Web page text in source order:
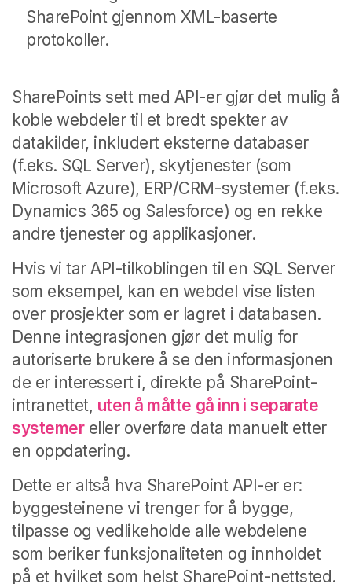
SharePoint gjennom XML-baserte
protokoller.
SharePoints sett med API-er gjør det mulig å
koble webdeler til et bredt spekter av
datakilder, inkludert eksterne databaser
(f.eks. SQL Server), skytjenester (som
Microsoft Azure), ERP/CRM-systemer (f.eks.
Dynamics 365 og Salesforce) og en rekke
andre tjenester og applikasjoner.
Hvis vi tar API-tilkoblingen til en SQL Server
som eksempel, kan en webdel vise listen
over prosjekter som er lagret i databasen.
Denne integrasjonen gjør det mulig for
autoriserte brukere å se den informasjonen
de er interessert i, direkte på SharePoint-
intranettet, uten å måtte gå inn i separate
systemereller overføre data manuelt etter
en oppdatering.
Dette er altså hva SharePoint API-er er:
byggesteinene vi trenger for å bygge,
tilpasse og vedlikeholde alle webdelene
som beriker funksjonaliteten og innholdet
på et hvilket som helst SharePoint-nettsted.